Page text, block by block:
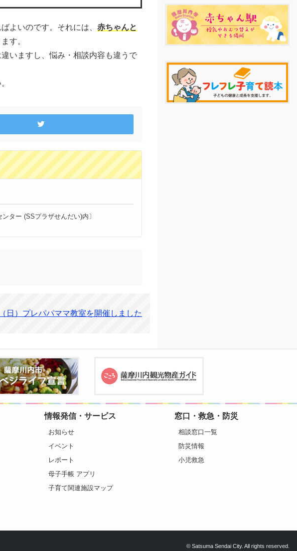
よいのです。それには、 赤ちゃんと
す。
いますし、悩み・相談内容も違うで
ター (SSプラザせんだい)内〕
日）プレパパママ教室を開催しました
情報発信・サービス
お知らせ
イベント
レポート
母子手帳 アプリ
子育て関連施設マップ
窓口・救急・防災
相談窓口一覧
防災情報
小児救急
© Satsuma Sendai City. All rights reserved.